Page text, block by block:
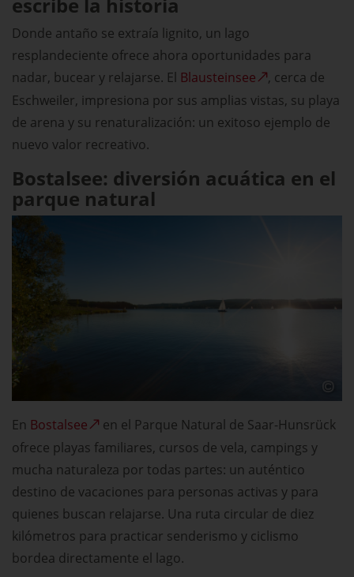
Donde antaño se extraía lignito, un lago
resplandeciente ofrece ahora oportunidades para
nadar, bucear y relajarse. El Blausteinsee
, cerca de
Eschweiler, impresiona por sus amplias vistas, su playa
de arena y su renaturalización: un exitoso ejemplo de
nuevo valor recreativo.
Bostalsee: diversión acuática en el
parque natural
En Bostalsee
en el Parque Natural de Saar-Hunsrück
ofrece playas familiares, cursos de vela, campings y
mucha naturaleza por todas partes: un auténtico
destino de vacaciones para personas activas y para
quienes buscan relajarse. Una ruta circular de diez
kilómetros para practicar senderismo y ciclismo
bordea directamente el lago.